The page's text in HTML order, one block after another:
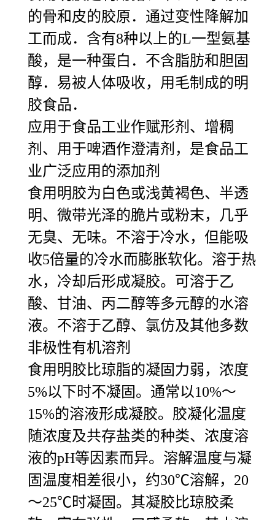
的骨和皮的胶原．通过变性降解加
工而成．含有8种以上的L一型氨基
酸，是一种蛋白．不含脂肪和胆固
醇．易被人体吸收，用毛制成的明
胶食品．
应用于食品工业作赋形剂、增稠
剂、用于啤酒作澄清剂，是食品工
业广泛应用的添加剂
食用明胶为白色或浅黄褐色、半透
明、微带光泽的脆片或粉末，几乎
无臭、无味。不溶于冷水，但能吸
收5倍量的冷水而膨胀软化。溶于热
水，冷却后形成凝胶。可溶于乙
酸、甘油、丙二醇等多元醇的水溶
液。不溶于乙醇、氯仿及其他多数
非极性有机溶剂
食用明胶比琼脂的凝固力弱，浓度
5%以下时不凝固。通常以10%～
15%的溶液形成凝胶。胶凝化温度
随浓度及共存盐类的种类、浓度溶
液的pH等因素而异。溶解温度与凝
固温度相差很小，约30℃溶解，20
～25℃时凝固。其凝胶比琼胶柔